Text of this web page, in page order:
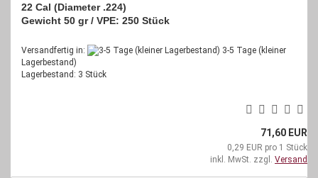
22 Cal (Diameter .224)
Gewicht 50 gr / VPE: 250 Stück
Versandfertig in:
3-5 Tage (kleiner
Lagerbestand)
Lagerbestand: 3 Stück
71,60 EUR
0,29 EUR pro 1 Stück
inkl. MwSt. zzgl. Versand